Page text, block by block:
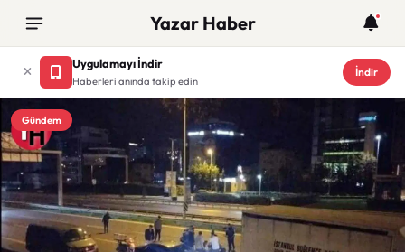
Yazar Haber
Uygulamayı İndir
Haberleri anında takip edin
İndir
Gündem